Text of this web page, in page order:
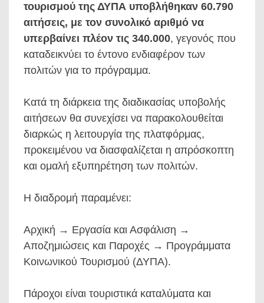
τουρισμού της ΔΥΠΑ υποβλήθηκαν 60.790
αιτήσεις, με τον συνολικό αριθμό να
υπερβαίνει πλέον τις 340.000, γεγονός που
καταδεικνύει το έντονο ενδιαφέρον των
πολιτών για το πρόγραμμα.
Κατά τη διάρκεια της διαδικασίας υποβολής
αιτήσεων θα συνεχίσει να παρακολουθείται
διαρκώς η λειτουργία της πλατφόρμας,
προκειμένου να διασφαλίζεται η απρόσκοπτη
και ομαλή εξυπηρέτηση των πολιτών.
Η διαδρομή παραμένει:
Αρχική → Εργασία και Ασφάλιση →
Αποζημιώσεις και Παροχές → Προγράμματα
Κοινωνικού Τουρισμού (ΔΥΠΑ).
Πάροχοι είναι τουριστικά καταλύματα και